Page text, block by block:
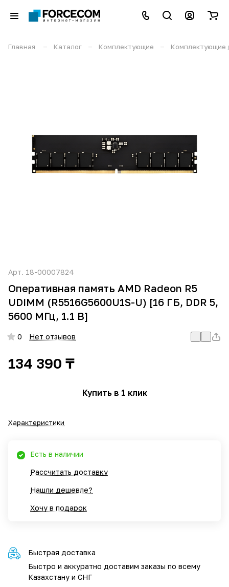
Главная – Каталог – Комплектующие – Комплектующие
Арт. 18-00007824
Оперативная память AMD Radeon R5
UDIMM (R5516G5600U1S-U) [16 ГБ, DDR 5,
5600 МГц, 1.1 В]
0 Нет отзывов
134 390 ₸
Купить в 1 клик
Характеристики
Есть в наличии
Рассчитать доставку
Нашли дешевле?
Хочу в подарок
Быстрая доставка
Быстро и аккуратно доставим заказы по всему
Казахстану и СНГ